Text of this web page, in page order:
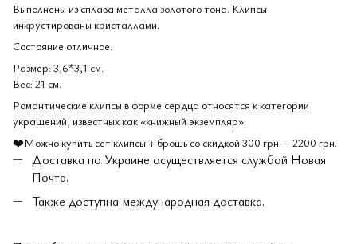
Выполнены из сплава металла золотого тона. Клипсы
инкрустированы кристаллами.
Состояние отличное.
Размер: 3,6*3,1 см.
Вес: 21 см.
Романтические клипсы в форме сердца относятся к категории
украшений, известных как «книжный экземпляр».
❤️Можно купить сет клипсы + брошь со скидкой 300 грн. – 2200 грн.
Доставка по Украине осуществляется службой Новая
Почта.
Также доступна международная доставка.